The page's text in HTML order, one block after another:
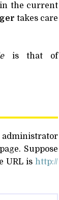
in the current
takes care
is that of
administrator
Suppose
URLis http://​